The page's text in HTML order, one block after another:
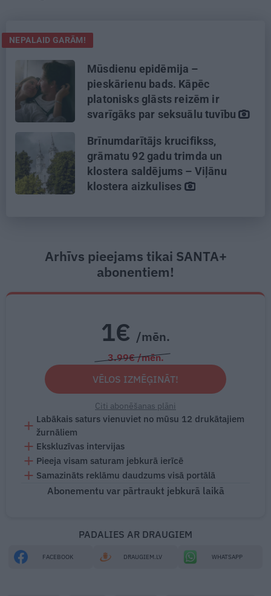
NEPALAID GARĀM!
Mūsdienu epidēmija –
pieskārienu bads. Kāpēc
platonisks glāsts reizēm ir
svarīgāks par seksuālu tuvību
Brīnumdarītājs krucifikss,
grāmatu 92 gadu trimda un
klostera saldējums – Viļānu
klostera aizkulises
Arhīvs pieejams tikai SANTA+
abonentiem!
1€ /mēn.
3.99€ /mēn.
VĒLOS IZMĒĢINĀT!
Citi abonēšanas plāni
Labākais saturs vienuviet no mūsu 12 drukātajiem
žurnāliem
Ekskluzīvas intervijas
Pieeja visam saturam jebkurā ierīcē
Samazināts reklāmu daudzums visā portālā
Abonementu var pārtraukt jebkurā laikā
PADALIES AR DRAUGIEM
FACEBOOK DRAUGIEM.LV WHATSAPP